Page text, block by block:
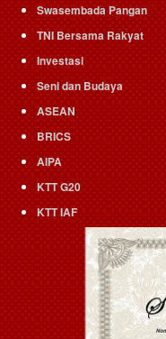
Swasembada Pangan
TNI Bersama Rakyat
Investasi
Seni dan Budaya
ASEAN
BRICS
AIPA
KTT G20
KTT IAF